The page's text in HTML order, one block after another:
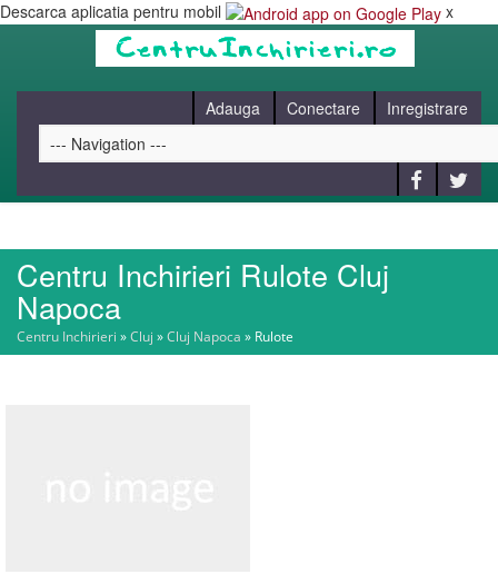
Descarca aplicatia pentru mobil x
Adauga Conectare Inregistrare
HOME
CAUT
Centru Inchirieri Rulote Cluj
Napoca
Centru Inchirieri »Cluj »Cluj Napoca » Rulote